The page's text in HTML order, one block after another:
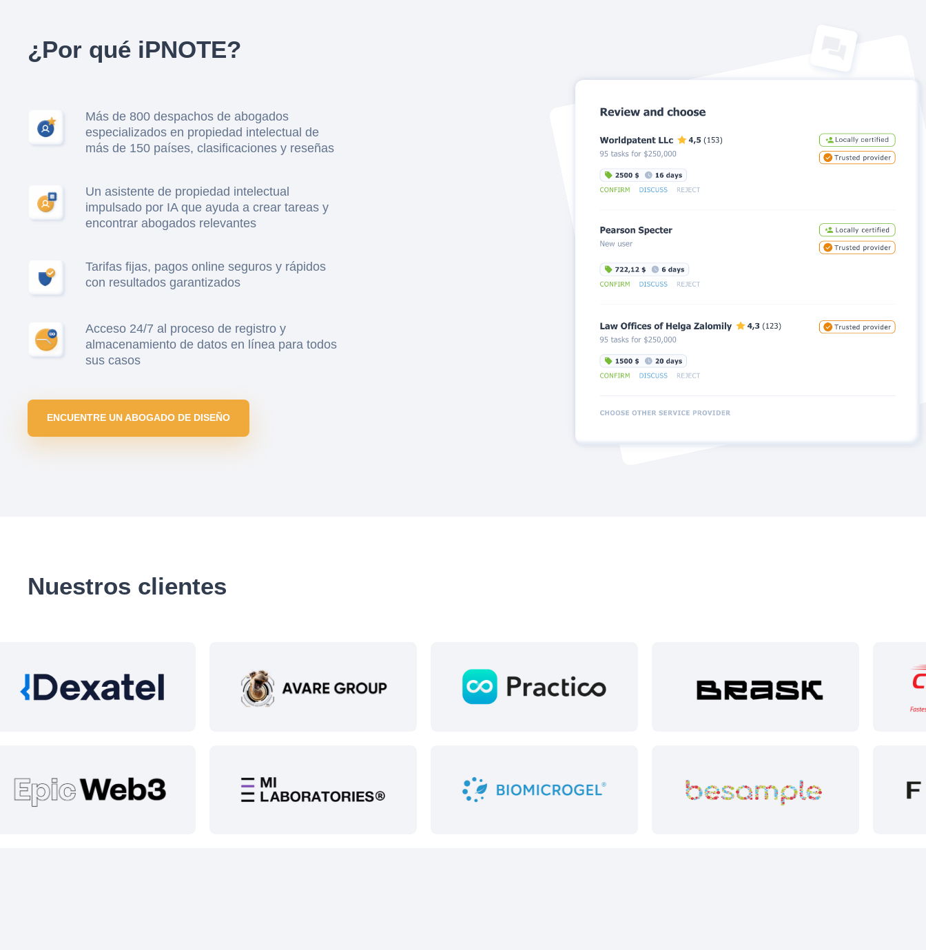
¿Por qué iPNOTE?
Más de 800 despachos de abogados
especializados en propiedad intelectual de
más de 150 países, clasificaciones y reseñas
Un asistente de propiedad intelectual
impulsado por IA que ayuda a crear tareas y
encontrar abogados relevantes
Tarifas fijas, pagos online seguros y rápidos
con resultados garantizados
Acceso 24/7 al proceso de registro y
almacenamiento de datos en línea para todos
sus casos
ENCUENTRE UN ABOGADO DE DISEÑO
Nuestros clientes